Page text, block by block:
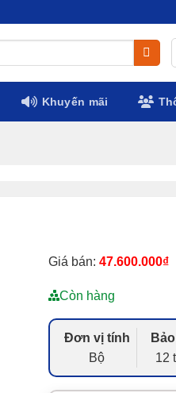
Khuyến mãi
Giá bán: 47.600.000₫
Còn hàng
Đơn vị tính
Bộ
12